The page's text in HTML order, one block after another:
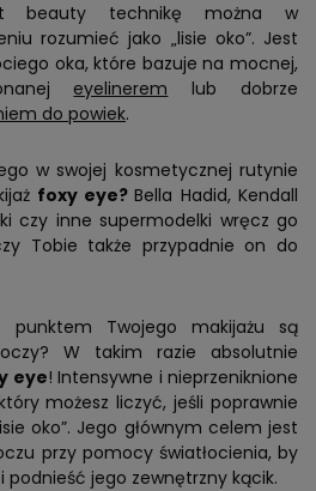
beauty technikę można w
rozumieć jako „lisie oko”. Jest
oka, które bazuje na mocnej,
eyelinerem lub dobrze
do powiek.
w swojej kosmetycznej rutynie
foxy eye?Bella Hadid, Kendall
czy inne supermodelki wręcz go
Tobie także przypadnie on do
punktem Twojego makijażu są
W takim razie absolutnie
eye! Intensywne i nieprzeniknione
możesz liczyć, jeśli poprawnie
oko”. Jego głównym celem jest
przy pomocy światłocienia, by
podnieść jego zewnętrzny kącik.